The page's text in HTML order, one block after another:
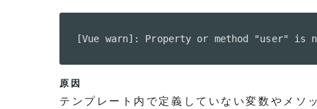
原因
テンプレート内で定義していない変数やメソ